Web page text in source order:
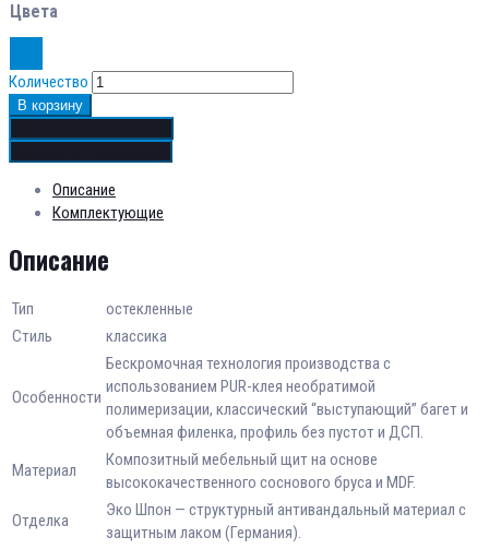
Цвета
Количество
В корзину
Описание
Комплектующие
Описание
Тип
остекленные
Стиль
классика
Особенности
Бескромочная технология производства с
использованием PUR-клея необратимой
полимеризации, классический “выступающий” багет и
объемная филенка, профиль без пустот и ДСП.
Материал
Композитный мебельный щит на основе
высококачественного соснового бруса и MDF.
Отделка
Эко Шпон — структурный антивандальный материал с
защитным лаком (Германия).